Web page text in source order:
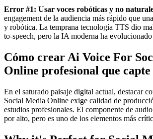
Error #1: Usar voces robóticas y no
engagement de la audiencia más rápido que
y robótica. La temprana tecnología TTS dio
to-speech, pero la IA moderna ha
Cómo crear Ai Voice For
Online profesional que
En el saturado paisaje digital actual, destacar
Social Media Online exige calidad de
estudios profesionales. El componente de
por alto, pero es uno de los elementos más